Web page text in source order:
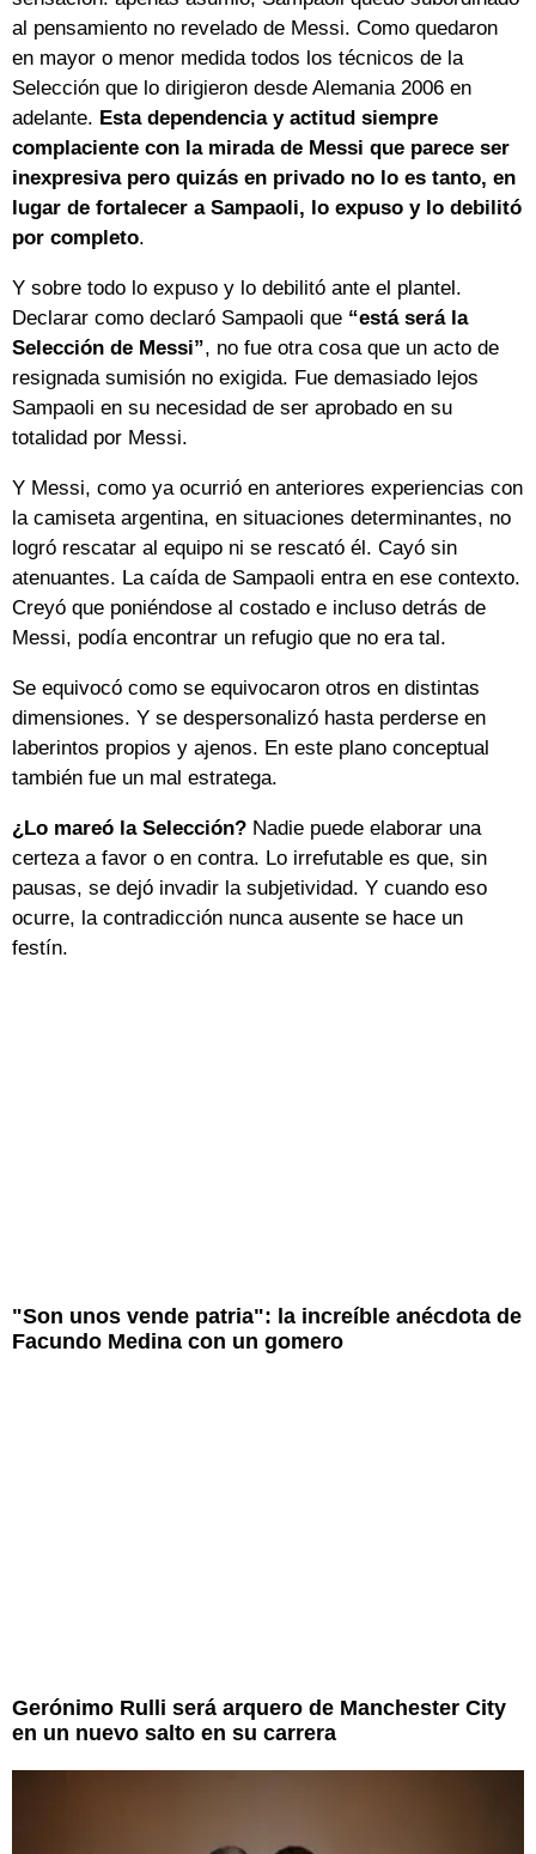
al pensamiento no revelado de Messi. Como quedaron
en mayor o menor medida todos los técnicos de la
Selección que lo dirigieron desde Alemania 2006 en
adelante. Esta dependencia y actitud siempre
complaciente con la mirada de Messi que parece ser
inexpresiva pero quizás en privado no lo es tanto, en
lugar de fortalecer a Sampaoli, lo expuso y lo debilitó
por completo.
Y sobre todo lo expuso y lo debilitó ante el plantel.
Declarar como declaró Sampaoli que “está será la
Selección de Messi”, no fue otra cosa que un acto de
resignada sumisión no exigida. Fue demasiado lejos
Sampaoli en su necesidad de ser aprobado en su
totalidad por Messi.
Y Messi, como ya ocurrió en anteriores experiencias con
la camiseta argentina, en situaciones determinantes, no
logró rescatar al equipo ni se rescató él. Cayó sin
atenuantes. La caída de Sampaoli entra en ese contexto.
Creyó que poniéndose al costado e incluso detrás de
Messi, podía encontrar un refugio que no era tal.
Se equivocó como se equivocaron otros en distintas
dimensiones. Y se despersonalizó hasta perderse en
laberintos propios y ajenos. En este plano conceptual
también fue un mal estratega.
¿Lo mareó la Selección? Nadie puede elaborar una
certeza a favor o en contra. Lo irrefutable es que, sin
pausas, se dejó invadir la subjetividad. Y cuando eso
ocurre, la contradicción nunca ausente se hace un
festín.
"Son unos vende patria": la increíble anécdota de
Facundo Medina con un gomero
Gerónimo Rulli será arquero de Manchester City
en un nuevo salto en su carrera